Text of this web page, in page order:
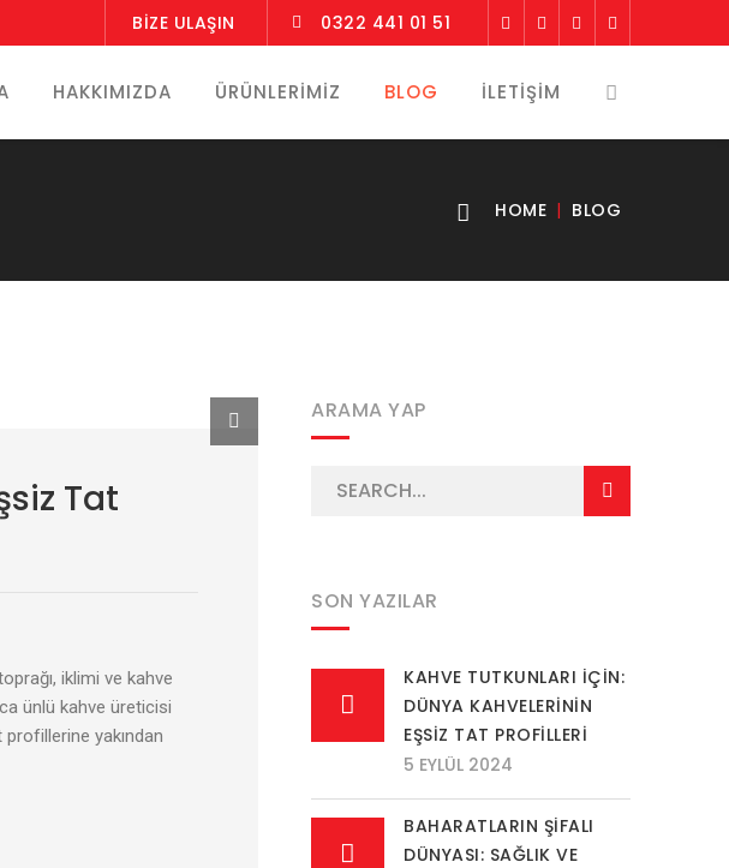
BIZE ULAŞIN 0322 441 01 51
HAKKIMIZDA ÜRÜNLERIMIZ BLOG İLETIŞIM
HOME BLOG
Tat
iklimi ve kahve
ünlü kahve üreticisi
yakından
ARAMA YAP
SON YAZILAR
KAHVE TUTKUNLARI İÇIN:
DÜNYA KAHVELERININ
EŞSIZ TAT PROFILLERI
5 EYLÜL 2024
BAHARATLARIN ŞIFALI
DÜNYASI: SAĞLIK VE